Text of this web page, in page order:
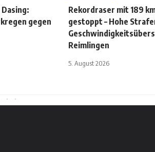
gegen
Rekordraser mit 189
gestoppt – Hohe
Reimlingen
5. August 2026